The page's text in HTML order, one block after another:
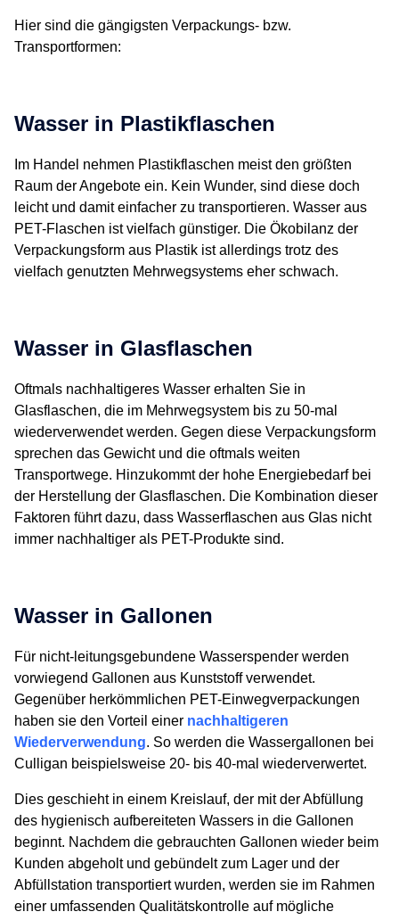
Hier sind die gängigsten Verpackungs- bzw.
Transportformen:
Wasser in Plastikflaschen
Im Handel nehmen Plastikflaschen meist den größten
Raum der Angebote ein. Kein Wunder, sind diese doch
leicht und damit einfacher zu transportieren. Wasser aus
PET-Flaschen ist vielfach günstiger. Die Ökobilanz der
Verpackungsform aus Plastik ist allerdings trotz des
vielfach genutzten Mehrwegsystems eher schwach.
Wasser in Glasflaschen
Oftmals nachhaltigeres Wasser erhalten Sie in
Glasflaschen, die im Mehrwegsystem bis zu 50-mal
wiederverwendet werden. Gegen diese Verpackungsform
sprechen das Gewicht und die oftmals weiten
Transportwege. Hinzukommt der hohe Energiebedarf bei
der Herstellung der Glasflaschen. Die Kombination dieser
Faktoren führt dazu, dass Wasserflaschen aus Glas nicht
immer nachhaltiger als PET-Produkte sind.
Wasser in Gallonen
Für nicht-leitungsgebundene Wasserspender werden
vorwiegend Gallonen aus Kunststoff verwendet.
Gegenüber herkömmlichen PET-Einwegverpackungen
haben sie den Vorteil einer nachhaltigeren
Wiederverwendung. So werden die Wassergallonen bei
Culligan beispielsweise 20- bis 40-mal wiederverwertet.
Dies geschieht in einem Kreislauf, der mit der Abfüllung
des hygienisch aufbereiteten Wassers in die Gallonen
beginnt. Nachdem die gebrauchten Gallonen wieder beim
Kunden abgeholt und gebündelt zum Lager und der
Abfüllstation transportiert wurden, werden sie im Rahmen
einer umfassenden Qualitätskontrolle auf mögliche